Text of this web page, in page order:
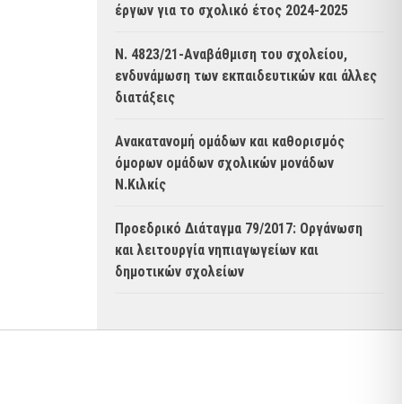
έργων για το σχολικό έτος 2024-2025
Ν. 4823/21-Αναβάθμιση του σχολείου,
ενδυνάμωση των εκπαιδευτικών και άλλες
διατάξεις
Ανακατανομή ομάδων και καθορισμός
όμορων ομάδων σχολικών μονάδων
Ν.Κιλκίς
Προεδρικό Διάταγμα 79/2017: Οργάνωση
και λειτουργία νηπιαγωγείων και
δημοτικών σχολείων